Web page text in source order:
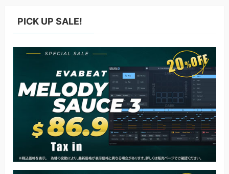
PICK UP SALE!